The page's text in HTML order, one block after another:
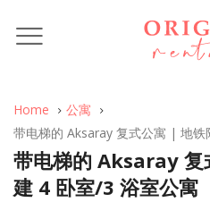
Home
公寓
带电梯的 Aksaray 复式公寓 | 地
带电梯的 Aksaray
建 4 卧室/3 浴室公寓